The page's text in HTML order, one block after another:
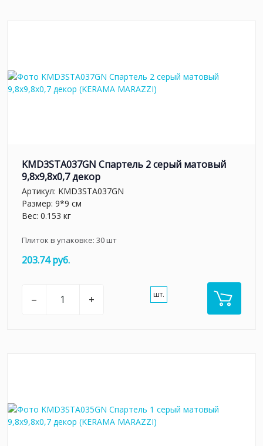
KMD3STA037GN Спартель 2 серый матовый
9,8x9,8x0,7 декор
Артикул: KMD3STA037GN
Размер: 9*9 см
Вес: 0.153 кг
Плиток в упаковке: 30шт
203.74 руб.
– + шт.